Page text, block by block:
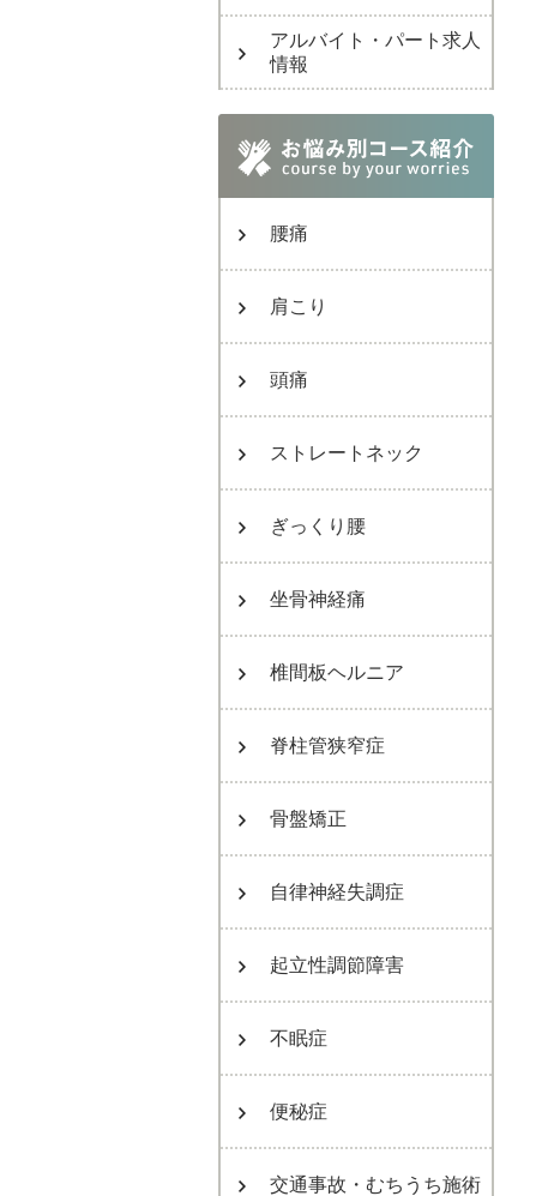
アルバイト・パート求人
情報
腰痛
肩こり
頭痛
ストレートネック
ぎっくり腰
坐骨神経痛
椎間板ヘルニア
脊柱管狭窄症
骨盤矯正
自律神経失調症
起立性調節障害
不眠症
便秘症
交通事故・むちうち施術